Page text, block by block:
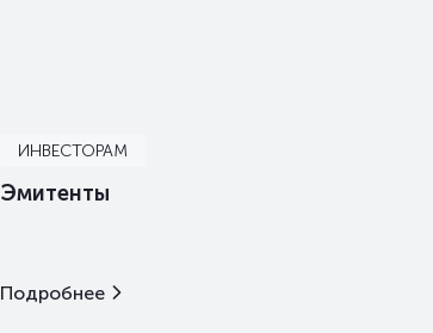
ИНВЕСТОРАМ
Эмитенты
Подробнее